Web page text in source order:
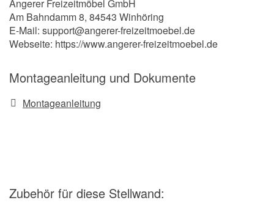
Angerer Freizeitmöbel GmbH
Am Bahndamm 8, 84543 Winhöring
E-Mail: support@angerer-freizeitmoebel.de
Webseite: https://www.angerer-freizeitmoebel.de
Montageanleitung und Dokumente
Montageanleitung
Zubehör für diese Stellwand: